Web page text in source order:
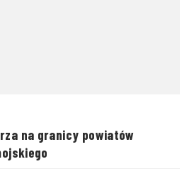
na granicy powiatów